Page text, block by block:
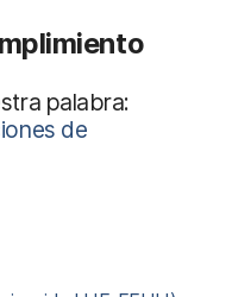
palabra:
de